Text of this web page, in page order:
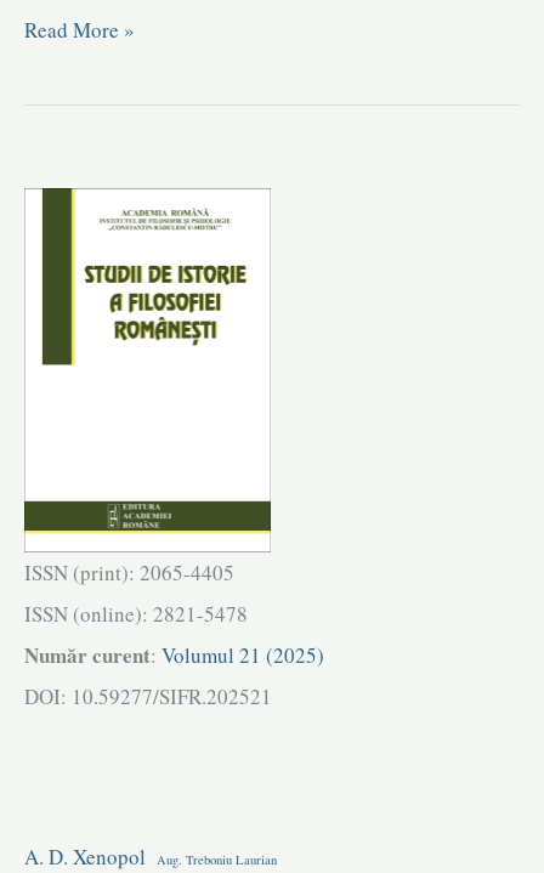
Colocviul
Confluențe
divergențe”
septembrie
2023,
Read More »
ISSN (print): 2065-4405
ISSN (online): 2821-5478
Număr curent: Volumul 21 (2025)
DOI: 10.59277/SIFR.202521
A. D. Xenopol Aug. Treboniu Laurian